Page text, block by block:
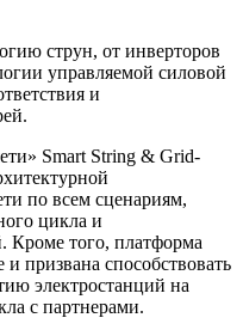
струн, от инверторов
управляемой силовой
и
Smart String & Grid-
по всем сценариям,
цикла и
Кроме того, платформа
призвана способствовать
электростанций на
с партнерами.